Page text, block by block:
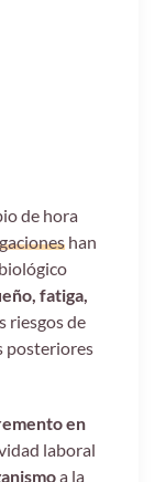
de hora
han
fatiga,
riesgos de
posteriores
en
laboral
a la